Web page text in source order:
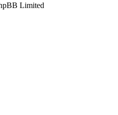
Limited